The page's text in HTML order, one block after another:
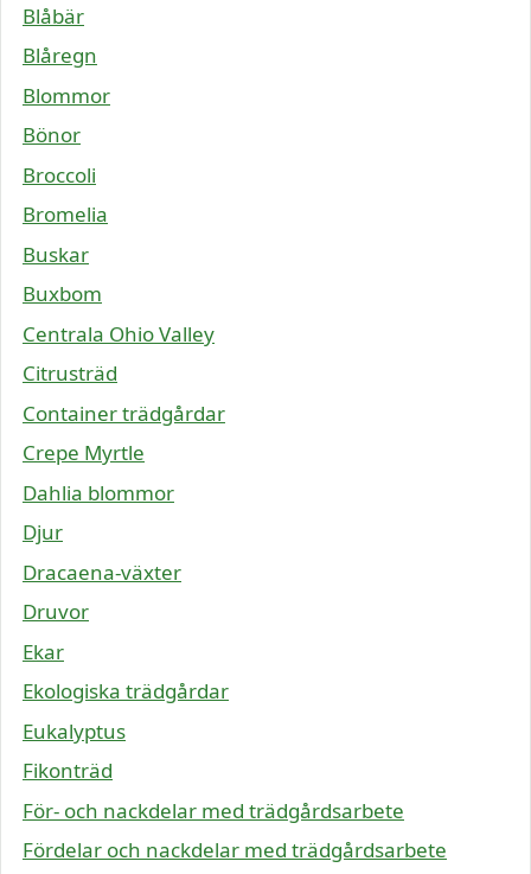
Blåbär
Blåregn
Blommor
Bönor
Broccoli
Bromelia
Buskar
Buxbom
Centrala Ohio Valley
Citrusträd
Container trädgårdar
Crepe Myrtle
Dahlia blommor
Djur
Dracaena-växter
Druvor
Ekar
Ekologiska trädgårdar
Eukalyptus
Fikonträd
För- och nackdelar med trädgårdsarbete
Fördelar och nackdelar med trädgårdsarbete